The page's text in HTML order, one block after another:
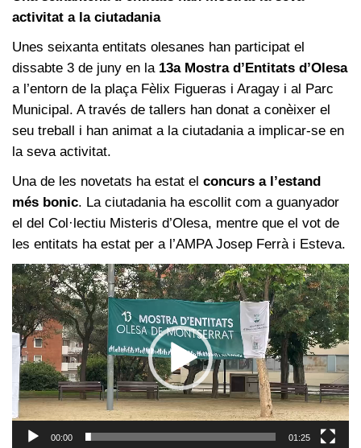
activitat a la ciutadania
Unes seixanta entitats olesanes han participat el
dissabte 3 de juny en la 13a Mostra d’Entitats d’Olesa
a l’entorn de la plaça Fèlix Figueras i Aragay i al Parc
Municipal. A través de tallers han donat a conèixer el
seu treball i han animat a la ciutadania a implicar-se en
la seva activitat.
Una de les novetats ha estat el concurs a l’estand
més bonic. La ciutadania ha escollit com a guanyador
el del Col·lectiu Misteris d’Olesa, mentre que el vot de
les entitats ha estat per a l’AMPA Josep Ferrà i Esteva.
Reproductor
de
vídeo
00:00 01:25